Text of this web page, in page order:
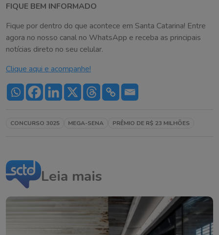
FIQUE BEM INFORMADO
Fique por dentro do que acontece em Santa Catarina! Entre
agora no nosso canal no WhatsApp e receba as principais
notícias direto no seu celular.
Clique aqui e acompanhe!
CONCURSO 3025 MEGA-SENA PRÊMIO DE R$ 23 MILHÕES
Leia mais